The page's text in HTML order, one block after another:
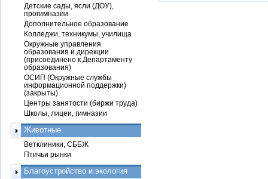
Детские сады, ясли (ДОУ),
прогимназии
Дополнительное образование
Колледжи, техникумы, училища
Окружные управления
образования и дирекции
(присоединено к Департаменту
образования)
ОСИП (Окружные службы
информационной поддержки)
(закрыты)
Центры занятости (биржи труда)
Школы, лицеи, гимназии
Животные
Ветклиники, СББЖ
Птичьи рынки
Благоустройство и экология